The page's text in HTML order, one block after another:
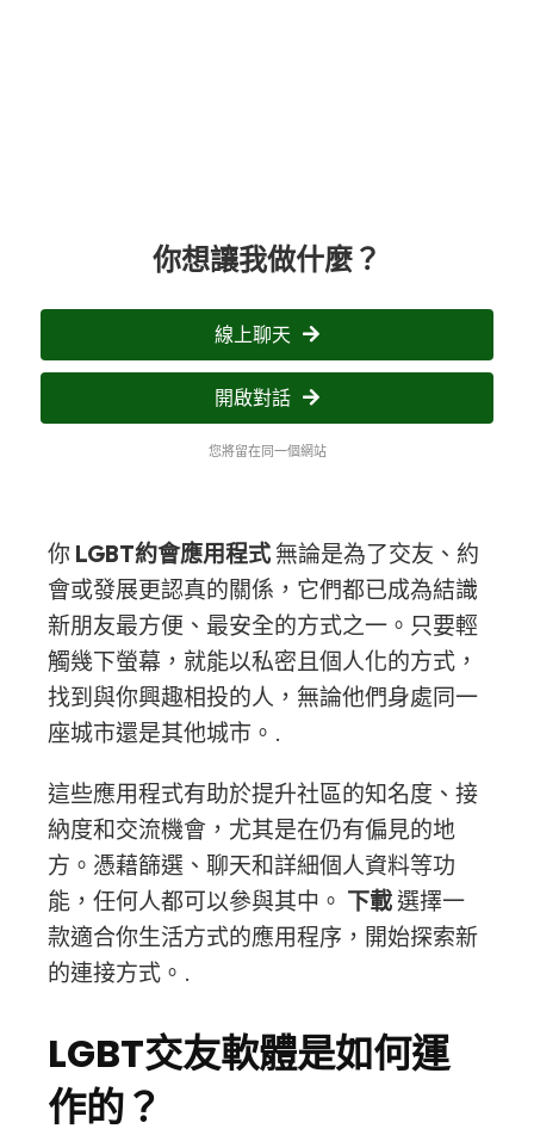
你想讓我做什麼？
線上聊天
開啟對話
您將留在同一個網站
你 LGBT約會應用程式 無論是為了交友、約
會或發展更認真的關係，它們都已成為結識
新朋友最方便、最安全的方式之一。只要輕
觸幾下螢幕，就能以私密且個人化的方式，
找到與你興趣相投的人，無論他們身處同一
座城市還是其他城市。.
這些應用程式有助於提升社區的知名度、接
納度和交流機會，尤其是在仍有偏見的地
方。憑藉篩選、聊天和詳細個人資料等功
能，任何人都可以參與其中。 下載選擇一
款適合你生活方式的應用程序，開始探索新
的連接方式。.
LGBT交友軟體是如何運
作的？